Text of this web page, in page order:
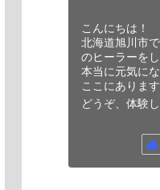
こんにちは！
北海道旭川市
のヒーラーをし
本当に元気に
ここにありま
どうぞ、体験